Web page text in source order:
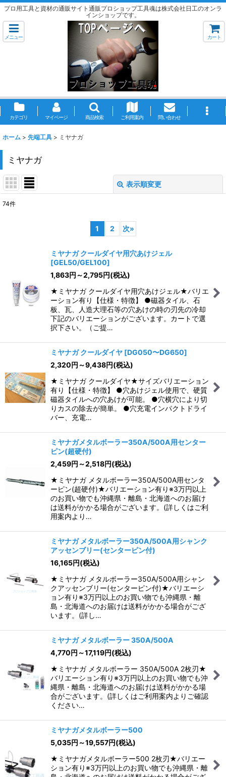
プロ用工具と資材の通販サイト通販プロショップ工具魂は株式会社日工のオンラ
インショップです。
メニュー カート
カテゴリ マイページ 商品検索 ご利用案内 問い合わせ
ホーム > 先端工具 > ミヤナガ
ミヤナガ
表示順変更
絞り込む
74件
1 2 次»
ミヤナガ クールダイヤ用穴あけジェル
[GEL50/GEL100]
1,863円 ～2,795円(税込)
★ミヤナガ クールダイヤ用穴あけジェル★バリエ
ーション有り【仕様・特徴】 ●磁器タイル、石
板、瓦、人造大理石等の穴あけの時の刃先の冷却
下記のバリエーションがございます。カートで選
択下さい。（ご提…
ミヤナガ クールダイヤ [DG050〜DG650]
2,320円 ～9,438円(税込)
★ミヤナガ クールダイヤ★サイズバリエーション
有り【仕様・特徴】 ●穴あけジェル使用で、硬質
磁器タイルへの穴あけが可能。 ●穴横穴により切
りカスの除去が簡単。 ●穴充電インパクトドライ
バー、充電…
ミヤナガメタルボーラー350A/500A用センター
ピン(超硬付)
2,459円 ～2,518円(税込)
★ミヤナガ メタルボーラー350A/500A用センタ
ーピン(超硬付)★バリエーション有り※3万円以上
のお買い物でも沖縄県・離島・北海道へのお届け
は送料がかかる場合がございます。(詳しくはご利
用案内より…
ミヤナガ メタルボーラー350A/500A用シャンク
アッセンブリー(センターピン付)
16,165円(税込)
★ミヤナガ メタルボーラー350A/500A用シャン
クアッセンブリー(センターピン付)★バリエーシ
ョン有り※3万円以上のお買い物でも沖縄県・離
島・北海道へのお届けは送料がかかる場合がござ
います。(詳し…
ミヤナガ メタルボーラー 350A/500A
4,770円 ～17,119円(税込)
★ミヤナガ メタルボーラー 350A/500A 2枚刃★
バリエーション有り※3万円以上のお買い物でも沖
縄県・離島・北海道へのお届けは送料がかかる場
合がございます。(詳しくはご利用案内よりご確認
ください…
ミヤナガメタルボーラー500
5,035円 ～19,557円(税込)
★ミヤナガメタルボーラー500 2枚刃★バリエー
ション有り※3万円以上のお買い物でも沖縄県・離